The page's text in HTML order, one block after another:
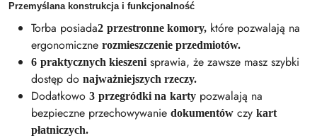
Przemyślana konstrukcja i funkcjonalność
Torba posiada2 przestronne komory, które pozwalają na
ergonomiczne rozmieszczenie przedmiotów.
6 praktycznych kieszenisprawia, że zawsze masz szybki
dostęp do najważniejszych rzeczy.
Dodatkowo 3 przegródki na karty pozwalają na
bezpieczne przechowywanie dokumentów czy kart
płatniczych.